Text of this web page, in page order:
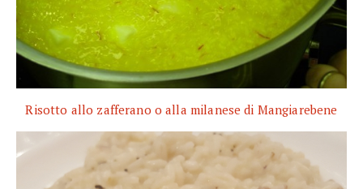
Risotto allo zafferano o alla milanese di Mangiarebene